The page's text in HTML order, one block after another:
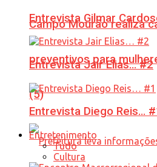
Campo Mourão realiza
preventivos para
(5)
Entrevista Gilmar
Entrevista Jair Elias… #2
Entrevista Diego Reis…
Entretenimento
Tudo
Cultura